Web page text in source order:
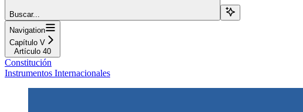
Buscar...
Navigation
Capítulo V
Artículo 40
Constitución
Instrumentos Internacionales